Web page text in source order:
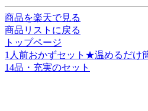
商品を楽天で見る
商品リストに戻る
トップページ
1人前おかずセット★温めるだけ
14品・充実のセット